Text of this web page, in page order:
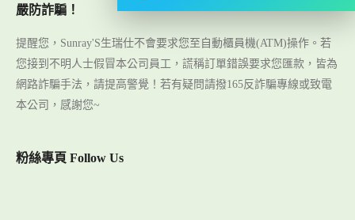
嚴防詐騙！
提醒您，Sunray'S生瑞仕不會要求您至自動櫃員機(ATM)操作。若
您接到不明人士假冒本公司員工，謊稱訂單錯誤要求您匯款，皆為
網路詐騙手法，請提高警覺！若有疑問請撥165反詐騙專線或致電
本公司，感謝您~
粉絲專頁 Follow Us